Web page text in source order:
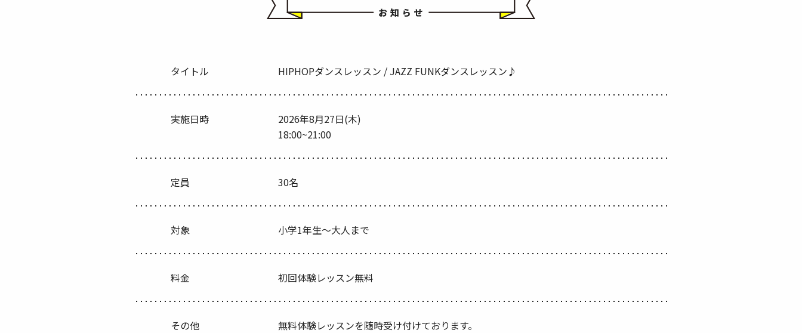
タイトル HIPHOPダンスレッスン / JAZZ FUNKダンスレッスン♪
実施日時
2026年8月27日(木)
18:00~21:00
定員 30名
対象 小学1年生〜大人まで
料金 初回体験レッスン無料
その他
無料体験レッスンを随時受け付けております。